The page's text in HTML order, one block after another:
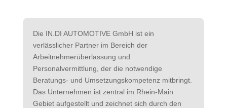
Die IN.DI AUTOMOTIVE GmbH ist ein
verlässlicher Partner im Bereich der
Arbeitnehmerüberlassung und
Personalvermittlung, der die notwendige
Beratungs- und Umsetzungskompetenz mitbringt.
Das Unternehmen ist zentral im Rhein-Main
Gebiet aufgestellt und zeichnet sich durch den